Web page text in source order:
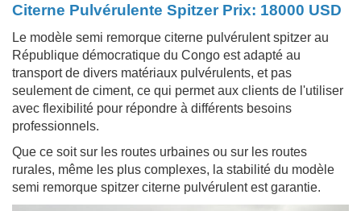
Citerne Pulvérulente Spitzer Prix: 18000 USD
Le modèle semi remorque citerne pulvérulent spitzer au
République démocratique du Congo est adapté au
transport de divers matériaux pulvérulents, et pas
seulement de ciment, ce qui permet aux clients de l'utiliser
avec flexibilité pour répondre à différents besoins
professionnels.
Que ce soit sur les routes urbaines ou sur les routes
rurales, même les plus complexes, la stabilité du modèle
semi remorque spitzer citerne pulvérulent est garantie.